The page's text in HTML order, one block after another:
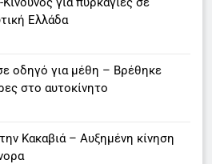
Ελλάδα
οδηγό για μέθη – Βρέθηκε
στο αυτοκίνητο
Κακαβιά – Αυξημένη κίνηση
από τον ΑΝΤ1 ο
Στάθης
μαζί σε μια νέα
πρόταση
MEDIA